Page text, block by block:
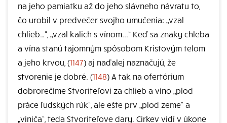
na jeho pamiatku až do jeho slávneho návratu to,
čo urobil v predvečer svojho umučenia: „vzal
chlieb…“, „vzal kalich s vínom...“ Keď sa znaky chleba
a vína stanú tajomným spôsobom Kristovým telom
a jeho krvou, (1147) aj naďalej naznačujú, že
stvorenie je dobré. (1148) A tak na ofertórium
dobrorečíme Stvoriteľovi za chlieb a víno „plod
práce ľudských rúk“, ale ešte prv „plod zeme“ a
„viniča“, teda Stvoriteľove dary. Cirkev vidí v úkone